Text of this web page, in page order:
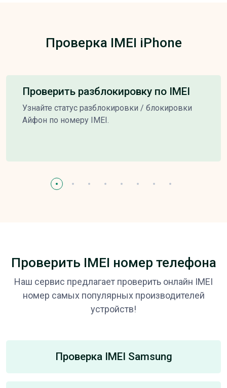
Проверка IMEI iPhone
Проверить разблокировку по IMEI
Узнайте статус разблокировки / блокировки
Айфон по номеру IMEI.
Проверить IMEI номер телефона
Наш сервис предлагает проверить онлайн IMEI
номер самых популярных производителей
устройств!
Проверка IMEI Samsung